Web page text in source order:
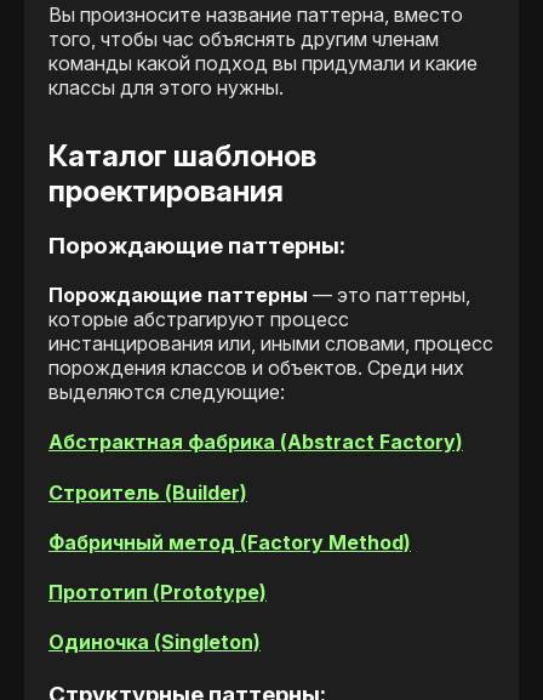
Вы произносите название паттерна, вместо
того, чтобы час объяснять другим членам
команды какой подход вы придумали и какие
классы для этого нужны.
Каталог шаблонов
проектирования
Порождающие паттерны:
Порождающие паттерны — это паттерны,
которые абстрагируют процесс
инстанцирования или, иными словами, процесс
порождения классов и объектов. Среди них
выделяются следующие:
Абстрактная фабрика (Abstract Factory)
Строитель (Builder)
Фабричный метод (Factory Method)
Прототип (Prototype)
Одиночка (Singleton)
Структурные паттерны: